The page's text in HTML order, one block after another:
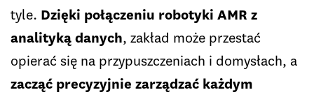
tyle. Dzięki połączeniu robotyki AMR z
analityką danych, zakład może przestać
opierać się na przypuszczeniach i domysłach, a
zacząć precyzyjnie zarządzać każdym